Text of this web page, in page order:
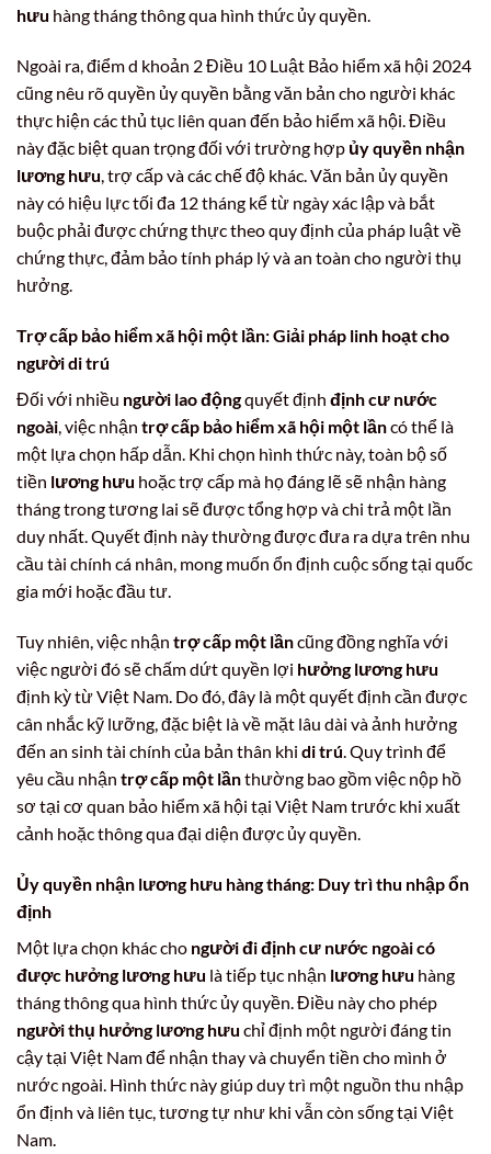
hưu hàng tháng thông qua hình thức ủy quyền.
Ngoài ra, điểm d khoản 2 Điều 10 Luật Bảo hiểm xã hội 2024
cũng nêu rõ quyền ủy quyền bằng văn bản cho người khác
thực hiện các thủ tục liên quan đến bảo hiểm xã hội. Điều
này đặc biệt quan trọng đối với trường hợp ủy quyền nhận
lương hưu, trợ cấp và các chế độ khác. Văn bản ủy quyền
này có hiệu lực tối đa 12 tháng kể từ ngày xác lập và bắt
buộc phải được chứng thực theo quy định của pháp luật về
chứng thực, đảm bảo tính pháp lý và an toàn cho người thụ
hưởng.
Trợ cấp bảo hiểm xã hội một lần: Giải pháp linh hoạt cho
người di trú
Đối với nhiều người lao độngquyết định định cư nước
ngoài, việc nhận trợ cấp bảo hiểm xã hội một lầncó thể là
một lựa chọn hấp dẫn. Khi chọn hình thức này, toàn bộ số
tiền lương hưu hoặc trợ cấp mà họ đáng lẽ sẽ nhận hàng
tháng trong tương lai sẽ được tổng hợp và chi trả một lần
duy nhất. Quyết định này thường được đưa ra dựa trên nhu
cầu tài chính cá nhân, mong muốn ổn định cuộc sống tại quốc
gia mới hoặc đầu tư.
Tuy nhiên, việc nhận trợ cấp một lầncũng đồng nghĩa với
việc người đó sẽ chấm dứt quyền lợi hưởng lương hưu
định kỳ từ Việt Nam. Do đó, đây là một quyết định cần được
cân nhắc kỹ lưỡng, đặc biệt là về mặt lâu dài và ảnh hưởng
đến an sinh tài chính của bản thân khi di trú . Quy trình để
yêu cầu nhận trợ cấp một lầnthường bao gồm việc nộp hồ
sơ tại cơ quan bảo hiểm xã hội tại Việt Nam trước khi xuất
cảnh hoặc thông qua đại diện được ủy quyền.
Ủy quyền nhận lương hưu hàng tháng: Duy trì thu nhập ổn
định
Một lựa chọn khác cho người đi định cư nước ngoài có
được hưởng lương hưu là tiếp tục nhận lương hưu hàng
tháng thông qua hình thức ủy quyền. Điều này cho phép
người thụ hưởng lương hưu chỉ định một người đáng tin
cậy tại Việt Nam để nhận thay và chuyển tiền cho mình ở
nước ngoài. Hình thức này giúp duy trì một nguồn thu nhập
ổn định và liên tục, tương tự như khi vẫn còn sống tại Việt
Nam.